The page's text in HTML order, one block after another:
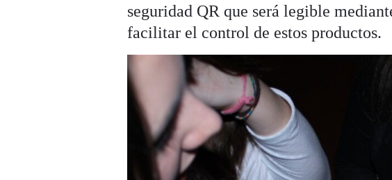
seguridad QR que será legible
facilitar el control de estos productos.